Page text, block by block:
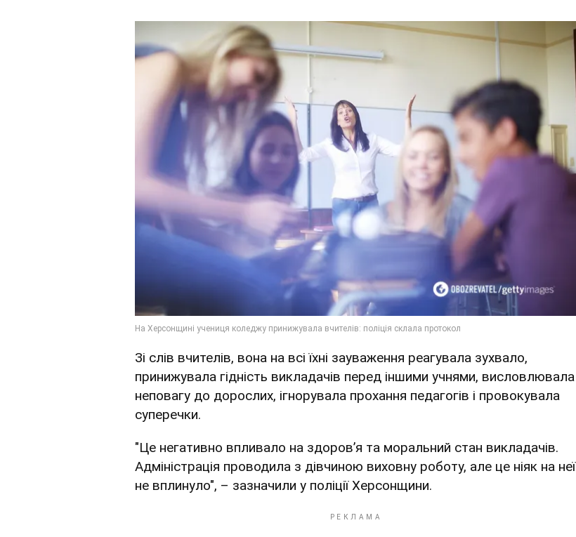
Зі слів вчителів, вона на всі їхні зауваження реагувала зухвало,
принижувала гідність викладачів перед іншими учнями, висловлювала
неповагу до дорослих, ігнорувала прохання педагогів і провокувала
суперечки.
"Це негативно впливало на здоров’я та моральний стан викладачів.
Адміністрація проводила з дівчиною виховну роботу, але це ніяк на неї
не вплинуло", – зазначили у поліції Херсонщини.